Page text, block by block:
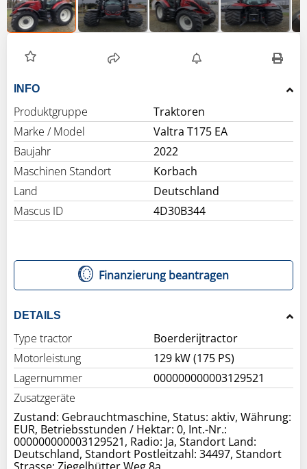
INFO
Produktgruppe
Traktoren
Marke / Model
Valtra T175 EA
Baujahr
2022
Maschinen Standort
Korbach
Land
Deutschland
Mascus ID
4D30B344
Finanzierung beantragen
DETAILS
Type tractor
Boerderijtractor
Motorleistung
129 kW (175 PS)
Lagernummer
000000000003129521
Zusatzgeräte
Zustand: Gebrauchtmaschine, Status: aktiv, Währung:
EUR, Betriebsstunden / Hektar: 0, Int.-Nr.:
000000000003129521, Radio: Ja, Standort Land:
Deutschland, Standort Postleitzahl: 34497, Standort